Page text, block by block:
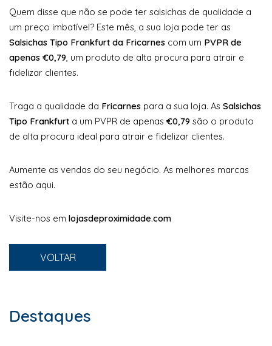
Quem disse que não se pode ter salsichas de qualidade a
um preço imbatível? Este mês, a sua loja pode ter as
Salsichas Tipo Frankfurt da Fricarnes com um PVPR de
apenas €0,79 , um produto de alta procura para atrair e
fidelizar clientes.
Traga a qualidade da Fricarnes para a sua loja. As Salsichas
Tipo Frankfurt a um PVPR de apenas €0,79 são o produto
de alta procura ideal para atrair e fidelizar clientes.
Aumente as vendas do seu negócio. As melhores marcas
estão aqui.
Visite-nos em lojasdeproximidade.com
VOLTAR
Destaques